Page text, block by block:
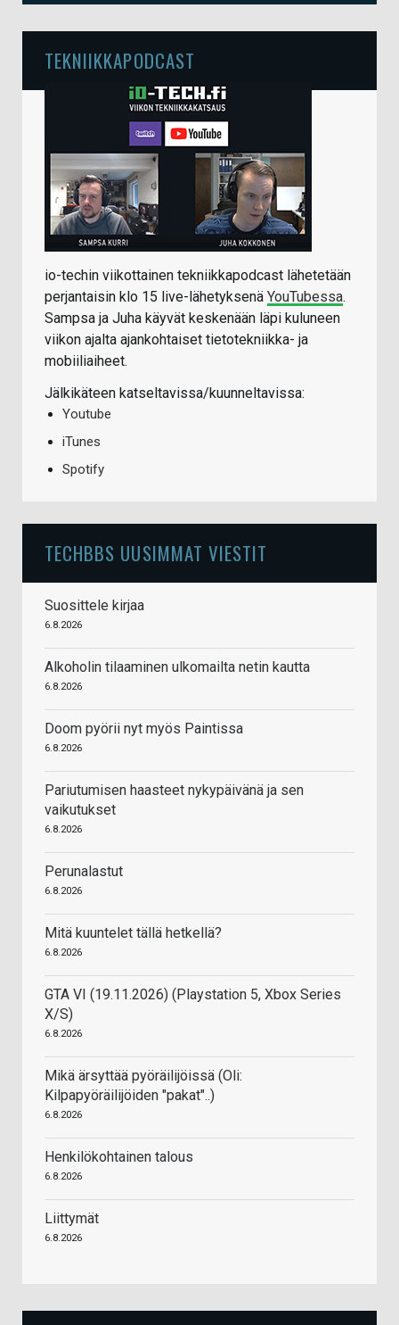
TEKNIIKKAPODCAST
io-techin viikottainen tekniikkapodcast lähetetään
perjantaisin klo 15 live-lähetyksenä YouTubessa.
Sampsa ja Juha käyvät keskenään läpi kuluneen
viikon ajalta ajankohtaiset tietotekniikka- ja
mobiiliaiheet.
Jälkikäteen katseltavissa/kuunneltavissa:
Youtube
iTunes
Spotify
TECHBBS UUSIMMAT VIESTIT
Suosittele kirjaa
6.8.2026
Alkoholin tilaaminen ulkomailta netin kautta
6.8.2026
Doom pyörii nyt myös Paintissa
6.8.2026
Pariutumisen haasteet nykypäivänä ja sen
vaikutukset
6.8.2026
Perunalastut
6.8.2026
Mitä kuuntelet tällä hetkellä?
6.8.2026
GTA VI (19.11.2026) (Playstation 5, Xbox Series
X/S)
6.8.2026
Mikä ärsyttää pyöräilijöissä (Oli:
Kilpapyöräilijöiden "pakat"..)
6.8.2026
Henkilökohtainen talous
6.8.2026
Liittymät
6.8.2026